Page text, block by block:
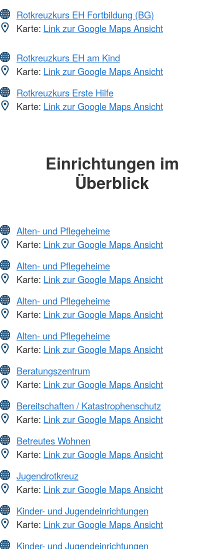
Rotkreuzkurs EH Fortbildung (BG)
Karte: Link zur Google Maps Ansicht
Rotkreuzkurs EH am Kind
Karte: Link zur Google Maps Ansicht
Rotkreuzkurs Erste Hilfe
Karte: Link zur Google Maps Ansicht
Einrichtungen im
Überblick
Alten- und Pflegeheime
Karte: Link zur Google Maps Ansicht
Alten- und Pflegeheime
Karte: Link zur Google Maps Ansicht
Alten- und Pflegeheime
Karte: Link zur Google Maps Ansicht
Alten- und Pflegeheime
Karte: Link zur Google Maps Ansicht
Beratungszentrum
Karte: Link zur Google Maps Ansicht
Bereitschaften / Katastrophenschutz
Karte: Link zur Google Maps Ansicht
Betreutes Wohnen
Karte: Link zur Google Maps Ansicht
Jugendrotkreuz
Karte: Link zur Google Maps Ansicht
Kinder- und Jugendeinrichtungen
Karte: Link zur Google Maps Ansicht
Kinder- und Jugendeinrichtungen